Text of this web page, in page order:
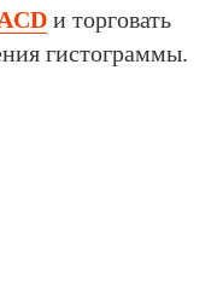
и торговать
гистограммы.